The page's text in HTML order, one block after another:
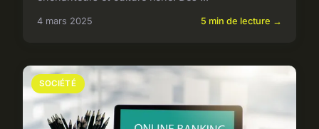
4 mars 2025 5 min de lecture →
SOCIÉTÉ